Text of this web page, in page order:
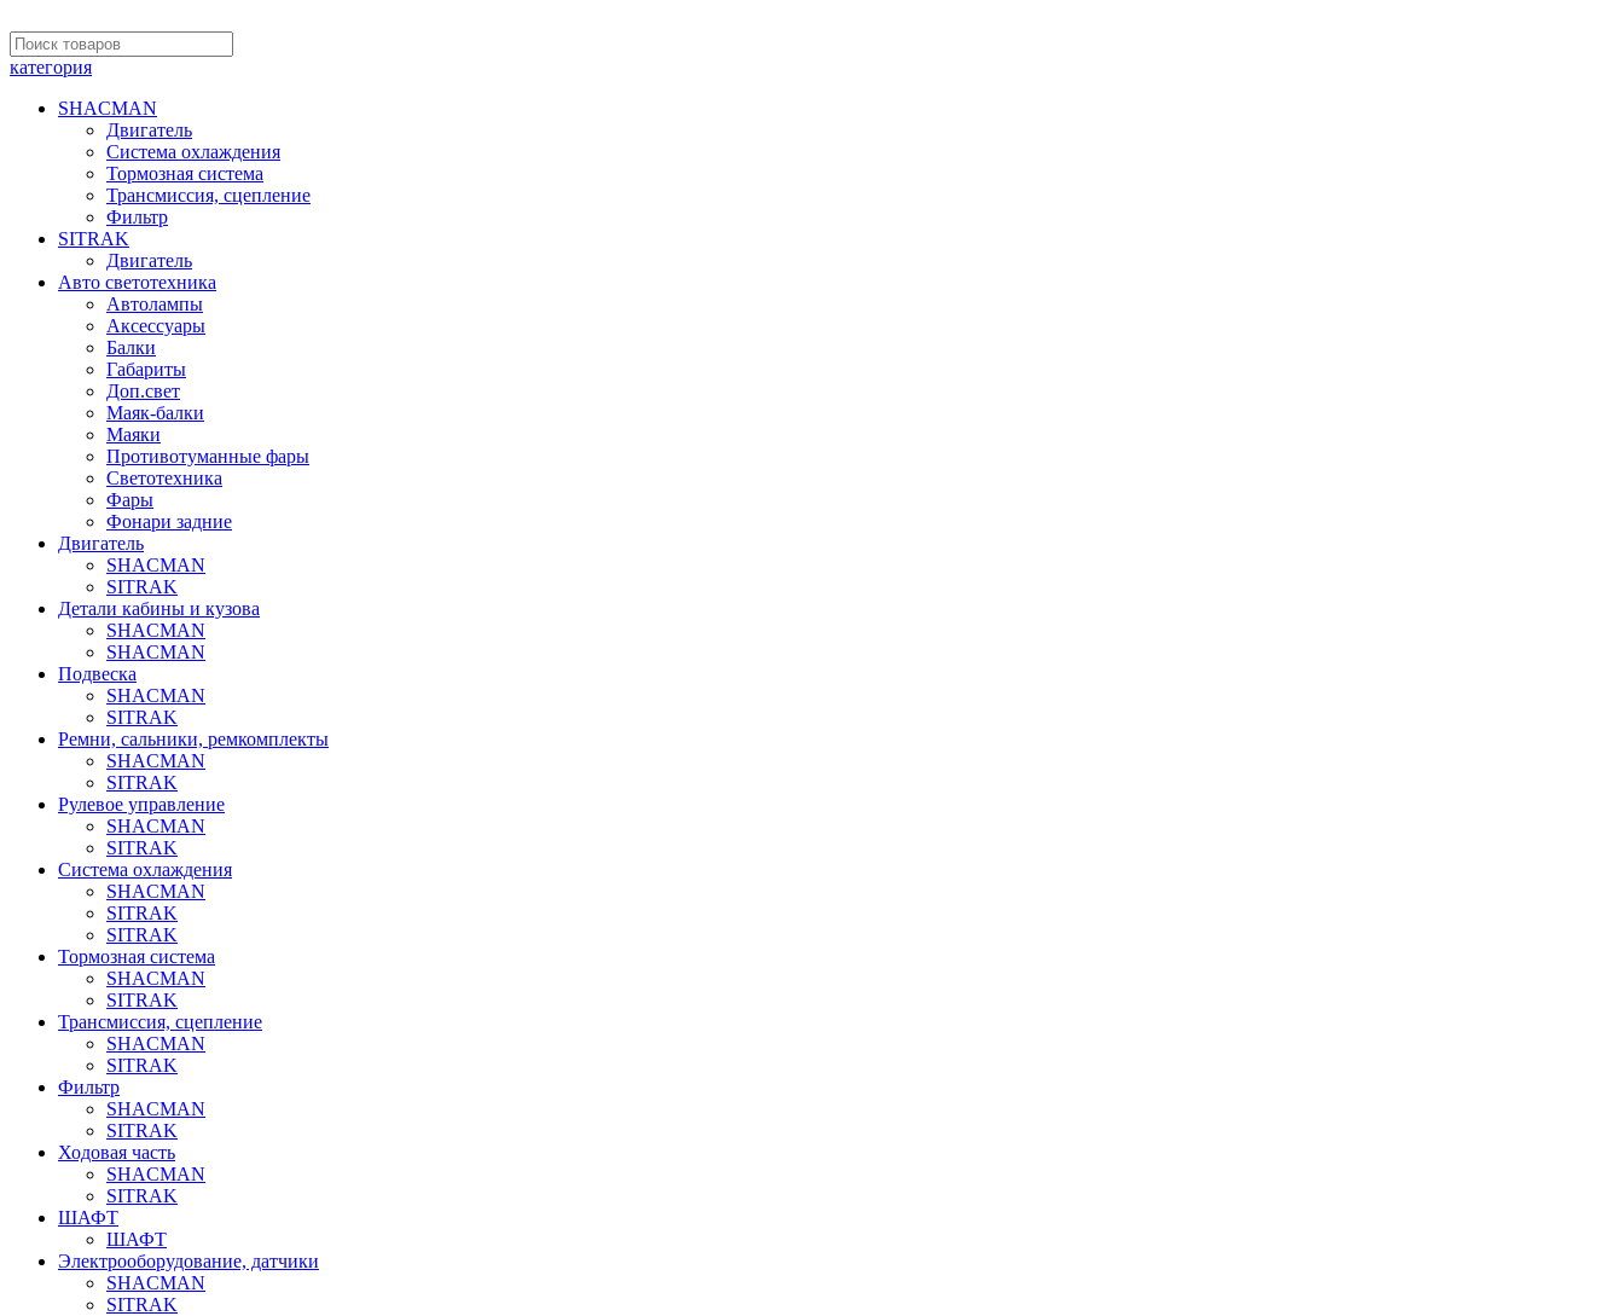
категория
SHACMAN
Двигатель
Система охлаждения
Тормозная система
Трансмиссия, сцепление
Фильтр
SITRAK
Двигатель
Авто светотехника
Автолампы
Аксессуары
Балки
Габариты
Доп.свет
Маяк-балки
Маяки
Противотуманные фары
Светотехника
Фары
Фонари задние
Двигатель
SHACMAN
SITRAK
Детали кабины и кузова
SHACMAN
SHACMAN
Подвеска
SHACMAN
SITRAK
Ремни, сальники, ремкомплекты
SHACMAN
SITRAK
Рулевое управление
SHACMAN
SITRAK
Система охлаждения
SHACMAN
SITRAK
SITRAK
Тормозная система
SHACMAN
SITRAK
Трансмиссия, сцепление
SHACMAN
SITRAK
Фильтр
SHACMAN
SITRAK
Ходовая часть
SHACMAN
SITRAK
ШАФТ
ШАФТ
Электрооборудование, датчики
SHACMAN
SITRAK